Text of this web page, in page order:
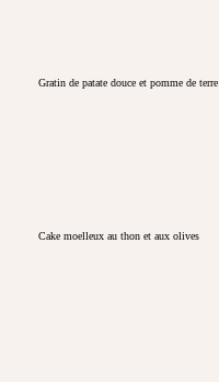
Gratin de patate douce et pomme de terre
Cake moelleux au thon et aux olives